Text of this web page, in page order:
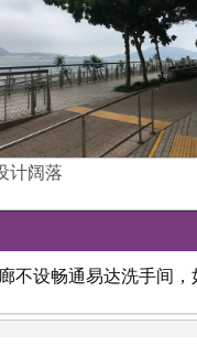
计阔落
不设畅通易达洗手间